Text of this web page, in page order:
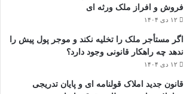
فروش و افراز ملک ورثه ای
۱۲ دی ۱۴۰۴
اگر مستأجر ملک را تخلیه نکند و موجر پول پیش را
ندهد چه راهکار قانونی وجود دارد؟
۱۲ دی ۱۴۰۴
قانون جدید املاک قولنامه ای و پایان تدریجی